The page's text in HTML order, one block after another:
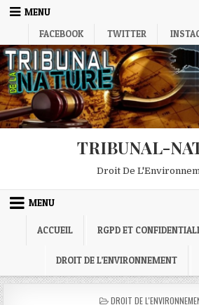
Skip
MENU
FACEBOOK
TWITTER
TRIBUNAL-
Droit De
MENU
ACCUEIL RGPD ET
DROIT DE L’ENVIRONNEMENT
POSTED
DROIT DE